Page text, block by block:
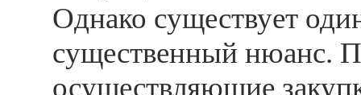
Однако существует
существенный нюанс.
осуществляющие